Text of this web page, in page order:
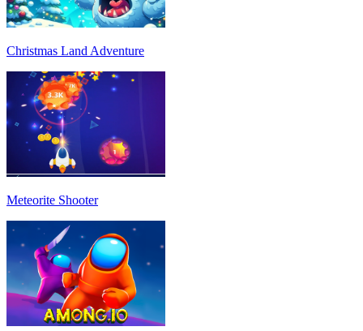
Christmas Land Adventure
Meteorite Shooter